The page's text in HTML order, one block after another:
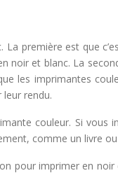
première est que
noir et blanc. La
les imprimantes
leur rendu.
couleur. Si vous
comme un livre
pour imprimer en